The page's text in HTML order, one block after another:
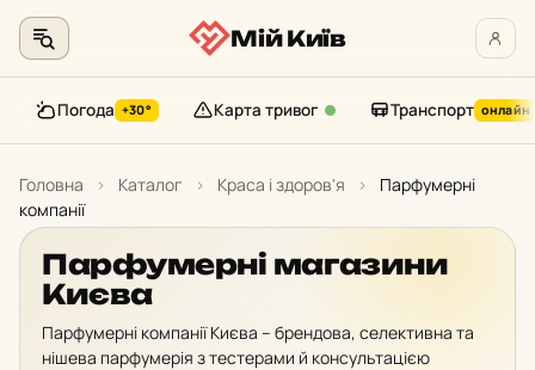
контенту
Мій Київ
Погода +30° Карта тривог Транспорт онлайн
Головна › Каталог › Краса і здоров'я ›
Парфумерні
компанії
Парфумерні магазини
Києва
Парфумерні компанії Києва – брендова, селективна та
нішева парфумерія з тестерами й консультацією